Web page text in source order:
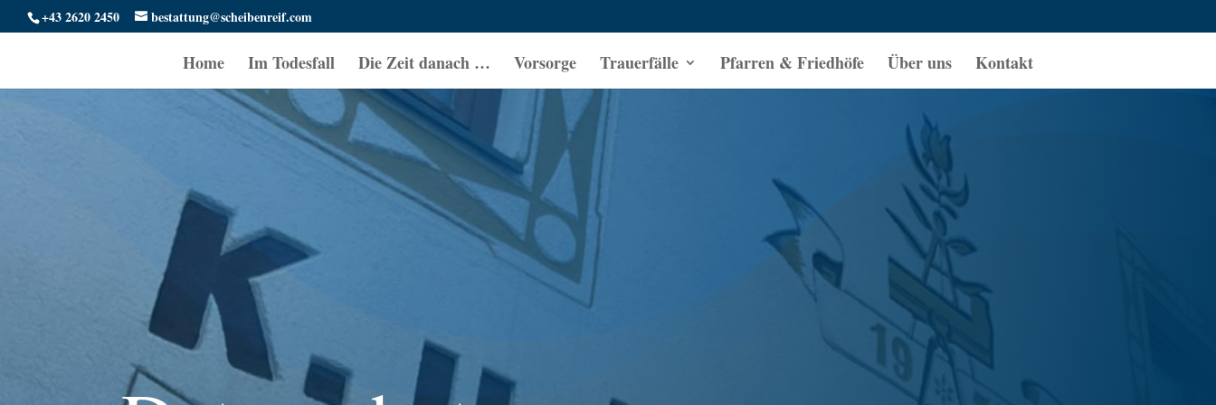
+43 2620 2450 bestattung@scheibenreif.com
Home Im Todesfall Die Zeit danach … Vorsorge Trauerfälle Pfarren & Friedhöfe Über uns Kontakt